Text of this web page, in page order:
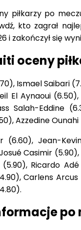
piłkarzy po
kto zagrał
i zakończył się
oceny
Ismael Saibari
El Aynaoui
Salah-Eddine
Azzedine
(6.60), Jean-
Casimir
(5.90), Ricardo
Carlens